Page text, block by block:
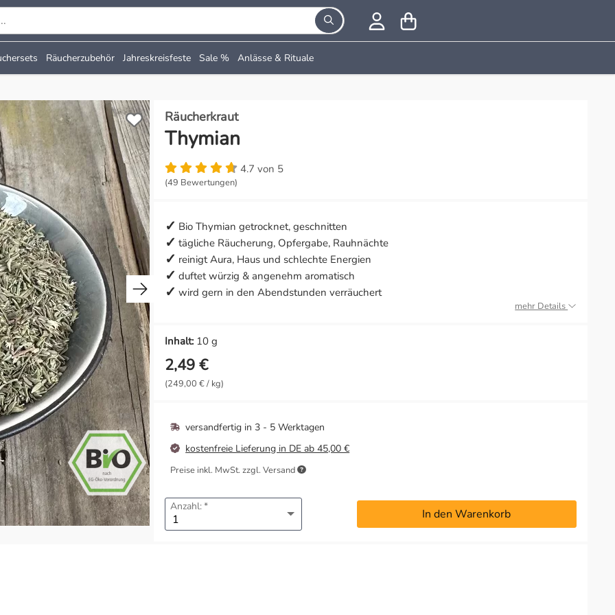
Räucherzubehör Jahreskreisfeste Sale % Anlässe & Rituale
Räucherkraut
Thymian
4.7 von 5
(49 Bewertungen)
Bio Thymian getrocknet, geschnitten
tägliche Räucherung, Opfergabe, Rauhnächte
reinigt Aura, Haus und schlechte Energien
duftet würzig & angenehm aromatisch
wird gern in den Abendstunden verräuchert
mehr Details
Inhalt: 10 g
2,49 €
(249,00 € / kg)
versandfertig in3 - 5 Werktagen
kostenfreie Lieferung in DE ab 45,00 €
Preise inkl. MwSt. zzgl. Versand
Anzahl:
In den Warenkorb